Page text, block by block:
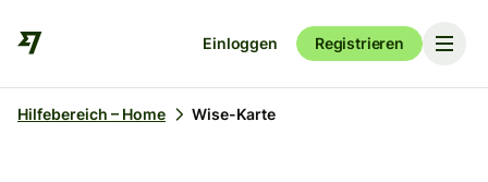
Einloggen Registrieren
Hilfebereich – Home Wise-Karte